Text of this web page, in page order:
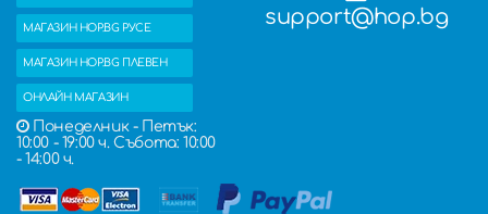
МАГАЗИН HOP.BG РУСЕ
МАГАЗИН HOP.BG ПЛЕВЕН
ОНЛАЙН МАГАЗИН
Понеделник - Петък:
10:00 - 19:00 ч. Събота: 10:00
- 14:00 ч.
support@hop.bg